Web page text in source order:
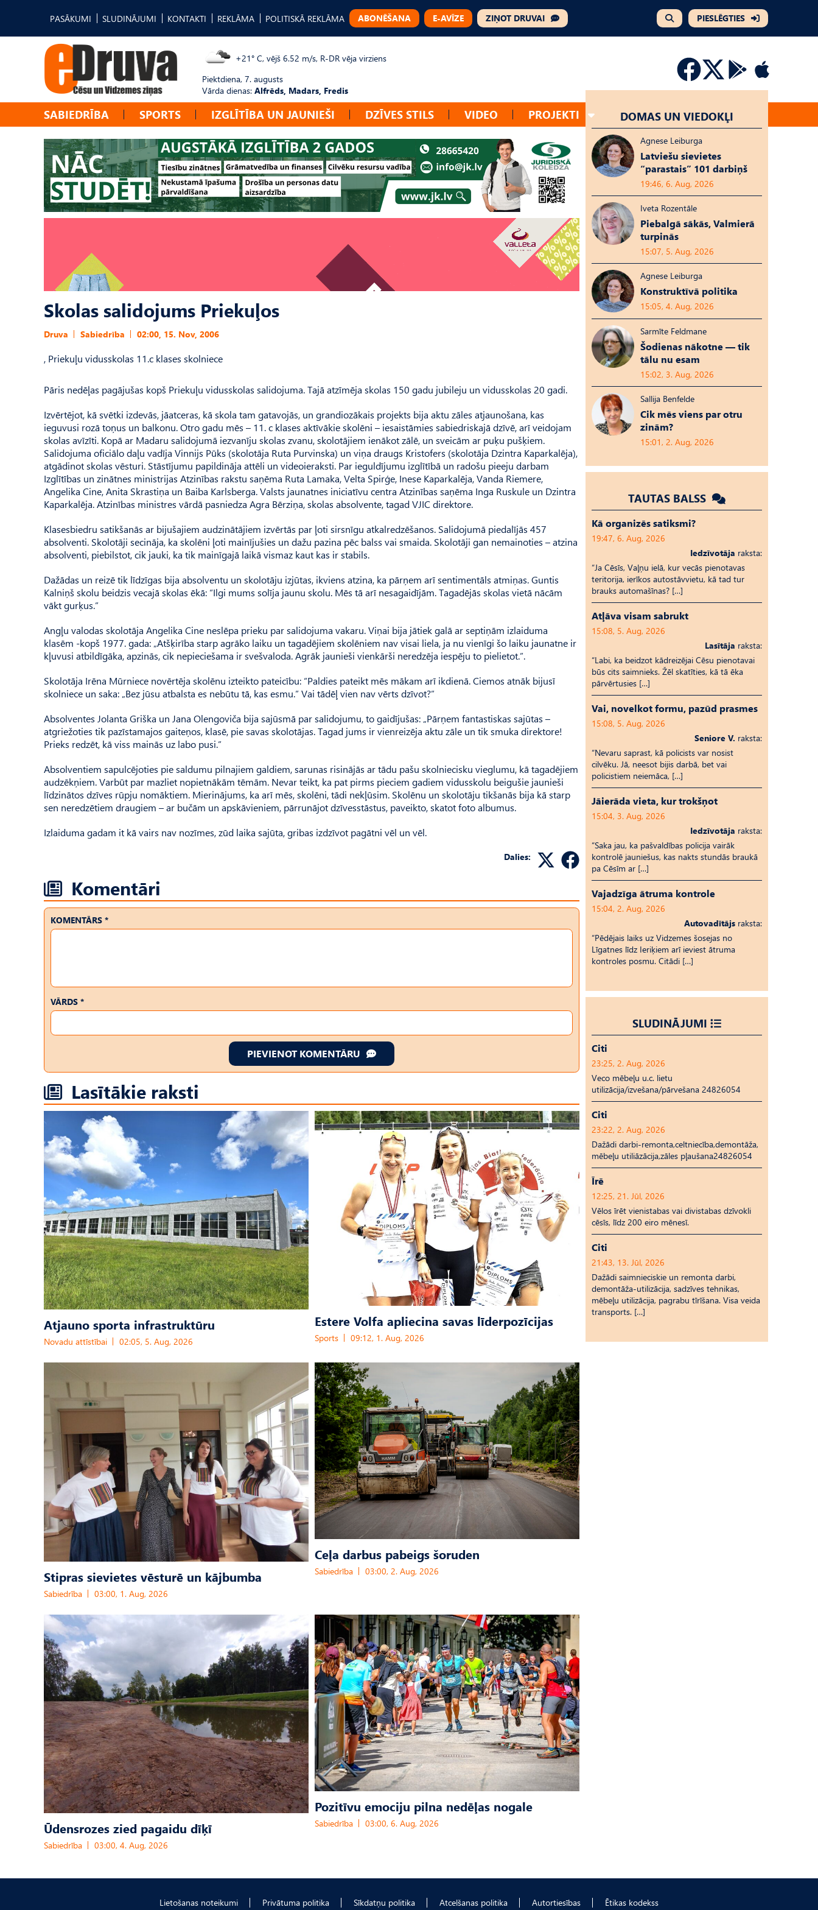
PASĀKUMI SLUDINĀJUMI KONTAKTI REKLĀMA POLITISKĀ REKLĀMA ABONĒŠANA E-AVĪZE ZIŅOT DRUVAI PIESLĒGTIES
+21° C, vējš 6.52 m/s, R-DR vēja virziens
Piektdiena, 7. augusts
Vārda dienas: Alfrēds, Madars, Fredis
SABIEDRĪBA SPORTS IZGLĪTĪBA UN JAUNIEŠI DZĪVES STILS VIDEO PROJEKTI
Skolas salidojums Priekuļos
Druva Sabiedrība 02:00, 15. Nov, 2006
, Priekuļu vidusskolas 11.c klases skolniece
Pāris nedēļas pagājušas kopš Priekuļu vidusskolas salidojuma. Tajā atzīmēja skolas 150 gadu jubileju un vidusskolas 20 gadi.
Izvērtējot, kā svētki izdevās, jāatceras, kā skola tam gatavojās, un grandiozākais projekts bija aktu zāles atjaunošana, kas
ieguvusi rozā toņus un balkonu. Otro gadu mēs – 11. c klases aktīvākie skolēni – iesaistāmies sabiedriskajā dzīvē, arī veidojam
skolas avīzīti. Kopā ar Madaru salidojumā iezvanīju skolas zvanu, skolotājiem ienākot zālē, un sveicām ar puķu pušķiem.
Salidojuma oficiālo daļu vadīja Vinnijs Pūks (skolotāja Ruta Purvinska) un viņa draugs Kristofers (skolotāja Dzintra Kaparkalēja),
atgādinot skolas vēsturi. Stāstījumu papildināja attēli un videoieraksti. Par ieguldījumu izglītībā un radošu pieeju darbam
Izglītības un zinātnes ministrijas Atzinības rakstu saņēma Ruta Lamaka, Velta Spirģe, Inese Kaparkalēja, Vanda Riemere,
Angelika Cine, Anita Skrastiņa un Baiba Karlsberga. Valsts jaunatnes iniciatīvu centra Atzinības saņēma Inga Ruskule un Dzintra
Kaparkalēja. Atzinības ministres vārdā pasniedza Agra Bērziņa, skolas absolvente, tagad VJIC direktore.
Klasesbiedru satikšanās ar bijušajiem audzinātājiem izvērtās par ļoti sirsnīgu atkalredzēšanos. Salidojumā piedalījās 457
absolventi. Skolotāji secināja, ka skolēni ļoti mainījušies un dažu pazina pēc balss vai smaida. Skolotāji gan nemainoties – atzina
absolventi, piebilstot, cik jauki, ka tik mainīgajā laikā vismaz kaut kas ir stabils.
Dažādas un reizē tik līdzīgas bija absolventu un skolotāju izjūtas, ikviens atzina, ka pārņem arī sentimentāls atmiņas. Guntis
Kalniņš skolu beidzis vecajā skolas ēkā: “Ilgi mums solīja jaunu skolu. Mēs tā arī nesagaidījām. Tagadējās skolas vietā nācām
vākt gurķus.”
Angļu valodas skolotāja Angelika Cine neslēpa prieku par salidojuma vakaru. Viņai bija jātiek galā ar septiņām izlaiduma
klasēm -kopš 1977. gada: „Atšķirība starp agrāko laiku un tagadējiem skolēniem nav visai liela, ja nu vienīgi šo laiku jaunatne ir
kļuvusi atbildīgāka, apzinās, cik nepieciešama ir svešvaloda. Agrāk jaunieši vienkārši neredzēja iespēju to pielietot.”.
Skolotāja Irēna Mūrniece novērtēja skolēnu izteikto pateicību: “Paldies pateikt mēs mākam arī ikdienā. Ciemos atnāk bijusī
skolniece un saka: „Bez jūsu atbalsta es nebūtu tā, kas esmu.” Vai tādēļ vien nav vērts dzīvot?”
Absolventes Jolanta Griška un Jana Olengoviča bija sajūsmā par salidojumu, to gaidījušas: „Pārņem fantastiskas sajūtas –
atgriežoties tik pazīstamajos gaiteņos, klasē, pie savas skolotājas. Tagad jums ir vienreizēja aktu zāle un tik smuka direktore!
Prieks redzēt, kā viss mainās uz labo pusi.”
Absolventiem sapulcējoties pie saldumu pilnajiem galdiem, sarunas risinājās ar tādu pašu skolniecisku vieglumu, kā tagadējiem
audzēkņiem. Varbūt par mazliet nopietnākām tēmām. Nevar teikt, ka pat pirms pieciem gadiem vidusskolu beigušie jaunieši
līdzinātos dzīves rūpju nomāktiem. Mierinājums, ka arī mēs, skolēni, tādi nekļūsim. Skolēnu un skolotāju tikšanās bija kā starp
sen neredzētiem draugiem – ar bučām un apskāvieniem, pārrunājot dzīvesstāstus, paveikto, skatot foto albumus.
Izlaiduma gadam it kā vairs nav nozīmes, zūd laika sajūta, gribas izdzīvot pagātni vēl un vēl.
Dalies:
Komentāri
KOMENTĀRS *
VĀRDS *
PIEVIENOT KOMENTĀRU
Lasītākie raksti
Atjauno sporta infrastruktūru
Novadu attīstībai 02:05, 5. Aug, 2026
Estere Volfa apliecina savas līderpozīcijas
Sports 09:12, 1. Aug, 2026
Stipras sievietes vēsturē un kājbumba
Sabiedrība 03:00, 1. Aug, 2026
Ceļa darbus pabeigs šoruden
Sabiedrība 03:00, 2. Aug, 2026
Ūdensrozes zied pagaidu dīķī
Sabiedrība 03:00, 4. Aug, 2026
Pozitīvu emociju pilna nedēļas nogale
Sabiedrība 03:00, 6. Aug, 2026
DOMAS UN VIEDOKĻI
Agnese Leiburga
Latviešu sievietes
“parastais” 101 darbiņš
19:46, 6. Aug, 2026
Iveta Rozentāle
Piebalgā sākās, Valmierā
turpinās
15:07, 5. Aug, 2026
Agnese Leiburga
Konstruktīvā politika
15:05, 4. Aug, 2026
Sarmīte Feldmane
Šodienas nākotne — tik
tālu nu esam
15:02, 3. Aug, 2026
Sallija Benfelde
Cik mēs viens par otru
zinām?
15:01, 2. Aug, 2026
TAUTAS BALSS
Kā organizēs satiksmi?
19:47, 6. Aug, 2026
Iedzīvotāja raksta:
“Ja Cēsīs, Vaļņu ielā, kur vecās pienotavas
teritorija, ierīkos autostāvvietu, kā tad tur
brauks automašīnas? […]
Atļāva visam sabrukt
15:08, 5. Aug, 2026
Lasītāja raksta:
“Labi, ka beidzot kādreizējai Cēsu pienotavai
būs cits saimnieks. Žēl skatīties, kā tā ēka
pārvērtusies […]
Vai, novelkot formu, pazūd prasmes
15:08, 5. Aug, 2026
Seniore V. raksta:
“Nevaru saprast, kā policists var nosist
cilvēku. Jā, neesot bijis darbā, bet vai
policistiem neiemāca, […]
Jāierāda vieta, kur trokšņot
15:04, 3. Aug, 2026
Iedzīvotāja raksta:
“Saka jau, ka pašvaldības policija vairāk
kontrolē jauniešus, kas nakts stundās braukā
pa Cēsīm ar […]
Vajadzīga ātruma kontrole
15:04, 2. Aug, 2026
Autovadītājs raksta:
“Pēdējais laiks uz Vid­ze­mes šosejas no
Līgatnes līdz Ieriķiem arī ieviest ātruma
kontroles posmu. Citādi […]
SLUDINĀJUMI
Citi
23:25, 2. Aug, 2026
Veco mēbeļu u.c. lietu
utilizācija/izvešana/pārvešana 24826054
Citi
23:22, 2. Aug, 2026
Dažādi darbi-remonta,celtniecība,demontāža,
mēbeļu utiliāzācija,zāles pļaušana24826054
Īrē
12:25, 21. Jūl, 2026
Vēlos īrēt vienistabas vai divistabas dzīvokli
cēsīs, līdz 200 eiro mēnesī.
Citi
21:43, 13. Jūl, 2026
Dažādi saimnieciskie un remonta darbi,
demontāža-utilizācija, sadzīves tehnikas,
mēbeļu utilizācija, pagrabu tīrīšana. Visa veida
transports. […]
Lietošanas noteikumi Privātuma politika Sīkdatņu politika Atcelšanas politika Autortiesības Ētikas kodekss